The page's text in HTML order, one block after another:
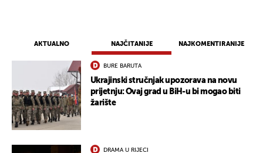
AKTUALNO NAJČITANIJE NAJKOMENTIRANIJE
BURE BARUTA
Ukrajinski stručnjak upozorava na novu
prijetnju: Ovaj grad u BiH-u bi mogao biti
žarište
DRAMA U RIJECI